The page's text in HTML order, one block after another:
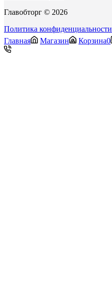
Главобторг © 2026
Политика конфиденциальности
Главная
Магазин Корзина0